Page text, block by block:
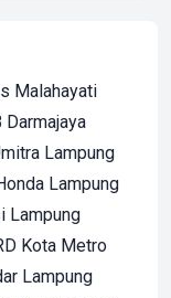
Malahayati
Darmajaya
Lampung
Lampung
Lampung
Kota Metro
Lampung